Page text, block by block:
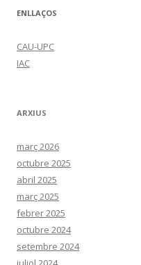
ENLLAÇOS
CAU-UPC
IAC
ARXIUS
març 2026
octubre 2025
abril 2025
març 2025
febrer 2025
octubre 2024
setembre 2024